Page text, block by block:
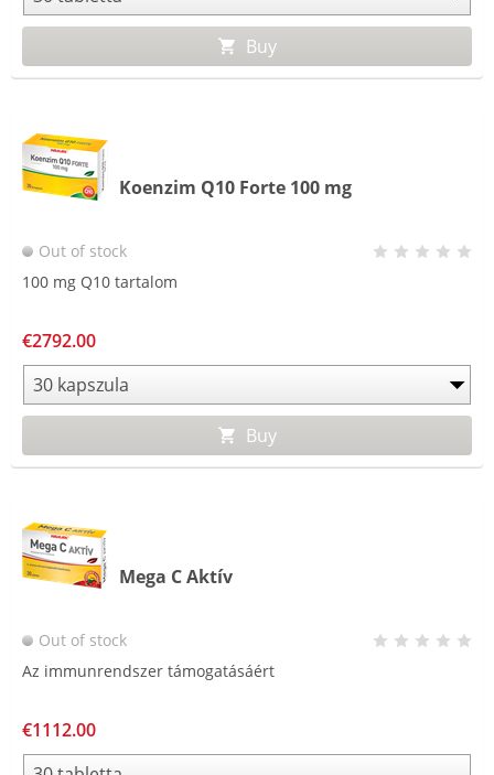
Buy
Koenzim Q10 Forte 100 mg
Out of stock
100 mg Q10 tartalom
€2792.00
Buy
Mega C Aktív
Out of stock
Az immunrendszer támogatásáért
€1112.00